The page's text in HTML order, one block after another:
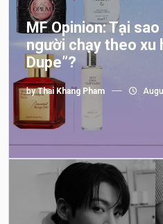
MF Opinion: Tại
người chạy theo xu
Dupe”?
byThai Khang Pham